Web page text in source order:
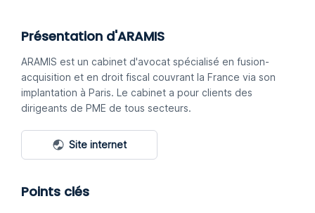
Présentation d'ARAMIS
ARAMIS est un cabinet d'avocat spécialisé en fusion-
acquisition et en droit fiscal couvrant la France via son
implantation à Paris. Le cabinet a pour clients des
dirigeants de PME de tous secteurs.
Site internet
Points clés